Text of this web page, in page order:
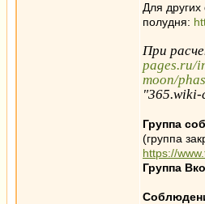
Для других
полудня:
При
pages.ru/
moon/
"365.wiki-
Группа
(группа
https://
Группа